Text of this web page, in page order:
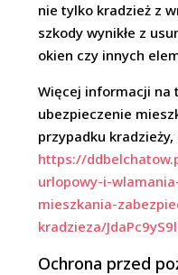
nie tylko kradzież z
szkody wynikłe z
okien czy innych
Więcej informacji na
ubezpieczenie
przypadku
https://
urlopowy-i-
mieszkania-
kradzieza/
Ochrona przed